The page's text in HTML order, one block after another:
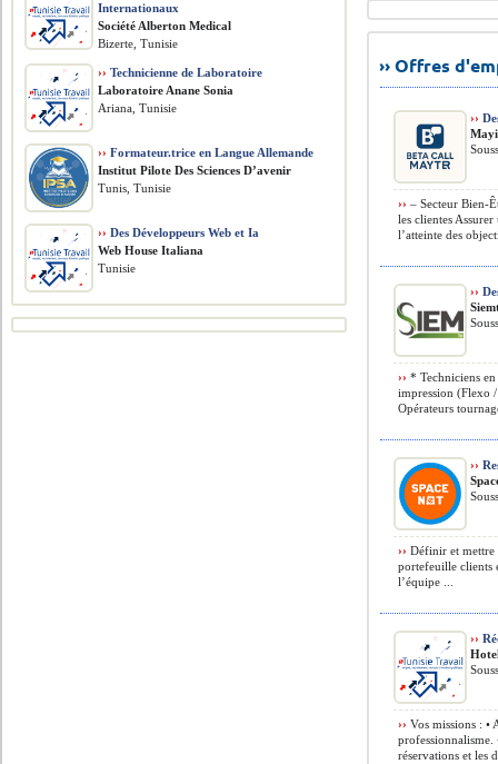
›› Offres
››
›› – Secteur Bien-
les clientes
l’atteinte des
››
›› * Techniciens
impression (Flexo
Opérateurs
››
›› Définir et mettre
portefeuille clients
l’équipe ...
››
›› Vos missions : •
professionnalisme.
réservations et les
Internationaux
Société Alberton Medical
Bizerte, Tunisie
›› Technicienne de Laboratoire
Laboratoire Anane Sonia
Ariana, Tunisie
›› Formateur.trice en Langue Allemande
Institut Pilote Des Sciences D’avenir
Tunis, Tunisie
›› Des Développeurs Web et Ia
Web House Italiana
Tunisie